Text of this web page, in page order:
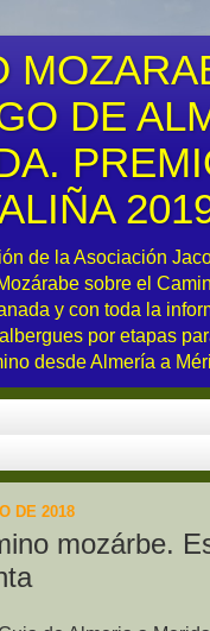
DE
de la Asociación
sobre el
y con toda la
por etapas
desde Almería a
DE 2018
mozárbe.